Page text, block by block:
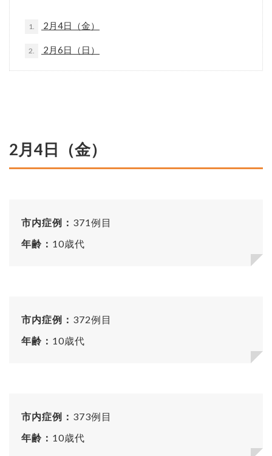
1. 2月4日（金）
2. 2月6日（日）
2月4日（金）
市内症例： 371例目
年齢： 10歳代
市内症例： 372例目
年齢： 10歳代
市内症例： 373例目
年齢： 10歳代